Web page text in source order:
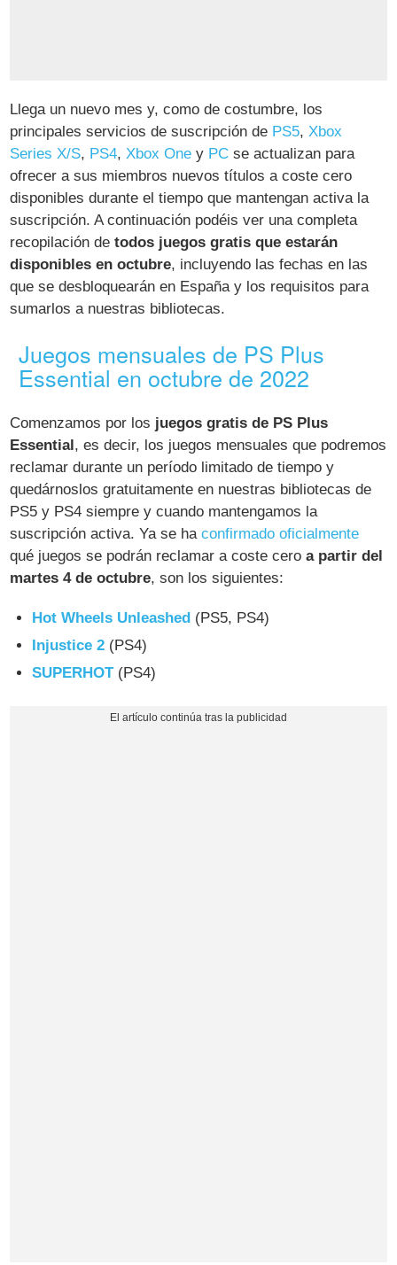
Llega un nuevo mes y, como de costumbre, los
principales servicios de suscripción de PS5,Xbox
Series X/S, PS4,Xbox One y PC se actualizan para
ofrecer a sus miembros nuevos títulos a coste cero
disponibles durante el tiempo que mantengan activa la
suscripción. A continuación podéis ver una completa
recopilación detodos juegos gratis que estarán
disponibles en octubre, incluyendo las fechas en las
que se desbloquearán en España y los requisitos para
sumarlos a nuestras bibliotecas.
Juegos mensuales de PS Plus
Essential en octubre de 2022
Comenzamos por los juegos gratis de PS Plus
Essential , es decir, los juegos mensuales que podremos
reclamar durante un período limitado de tiempo y
quedárnoslos gratuitamente en nuestras bibliotecas de
PS5 y PS4 siempre y cuando mantengamos la
suscripción activa. Ya se haconfirmado oficialmente
qué juegos se podrán reclamar a coste ceroa partir del
martes 4 de octubre, son los siguientes:
Hot Wheels Unleashed (PS5, PS4)
Injustice 2 (PS4)
SUPERHOT(PS4)